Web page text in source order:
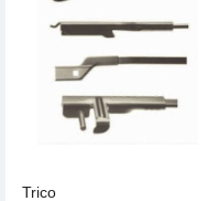
Trico